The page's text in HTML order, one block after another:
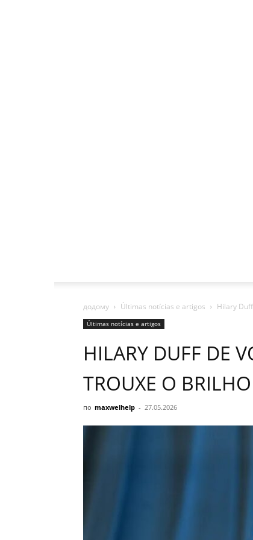
додому Últimas notícias e artigos Hilary
Últimas notícias e artigos
HILARY DUFF DE
TROUXE O BRILHO
по maxwelhelp - 27.05.2026